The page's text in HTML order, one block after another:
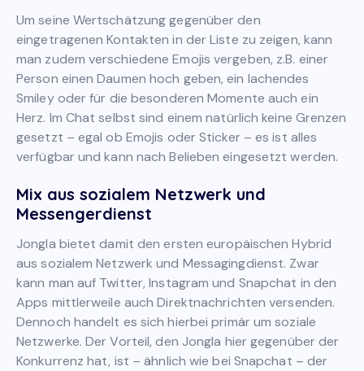
Um seine Wertschätzung gegenüber den
eingetragenen Kontakten in der Liste zu zeigen, kann
man zudem verschiedene Emojis vergeben, z.B. einer
Person einen Daumen hoch geben, ein lachendes
Smiley oder für die besonderen Momente auch ein
Herz. Im Chat selbst sind einem natürlich keine Grenzen
gesetzt – egal ob Emojis oder Sticker – es ist alles
verfügbar und kann nach Belieben eingesetzt werden.
Mix aus sozialem Netzwerk und
Messengerdienst
Jongla bietet damit den ersten europäischen Hybrid
aus sozialem Netzwerk und Messagingdienst. Zwar
kann man auf Twitter, Instagram und Snapchat in den
Apps mittlerweile auch Direktnachrichten versenden.
Dennoch handelt es sich hierbei primär um soziale
Netzwerke. Der Vorteil, den Jongla hier gegenüber der
Konkurrenz hat, ist – ähnlich wie bei Snapchat – der